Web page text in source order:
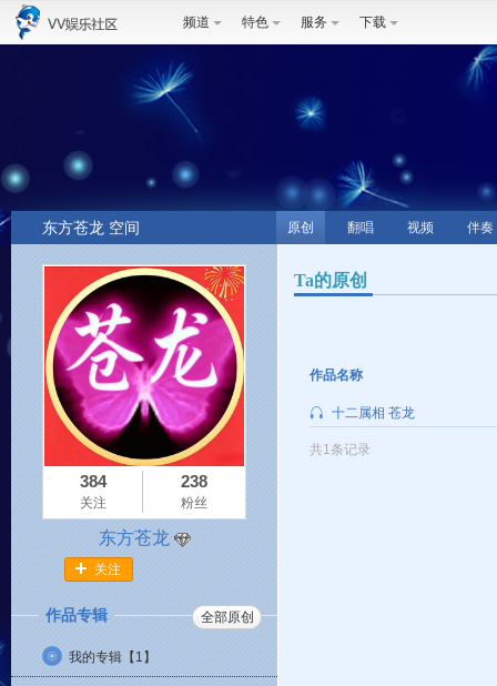
频道 特色 服务 下载
东方苍龙 空间 原创 翻唱 视频 伴奏
384
关注
238
粉丝
东方苍龙
关注
作品专辑 全部原创
我的专辑【1】
Ta的原创
作品名称
十二属相 苍龙
共1条记录